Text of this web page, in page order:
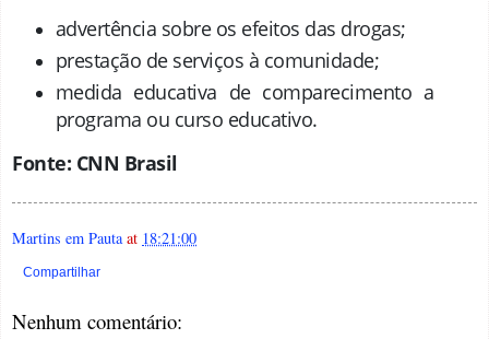
advertência sobre os efeitos das drogas;
prestação de serviços à comunidade;
medida educativa de comparecimento a
programa ou curso educativo.
Fonte: CNN Brasil
Martins em Pauta at 18:21:00
Compartilhar
Nenhum comentário: